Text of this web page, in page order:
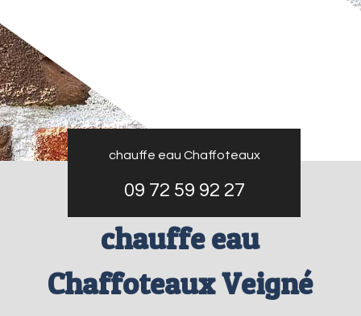
chauffe eau Chaffoteaux
09 72 59 92 27
chauffe eau
Chaffoteaux Veigné